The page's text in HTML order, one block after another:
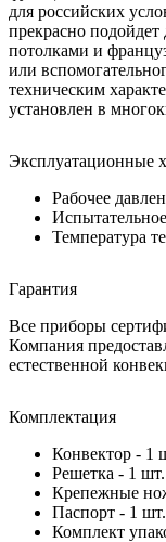
для российских
прекрасно
потолками и
или
техническим
установлен в
Эксплуатационные
Рабочее
Температура
Гарантия
Все приборы
Компания
естественной
Комплектация
Конвектор - 1
Решетка - 1 шт.
Крепежные
Паспорт - 1 шт.
Комплект